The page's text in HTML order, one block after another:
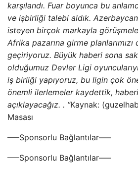
karşılandı. Fuar boyunca bu
ve işbirliği talebi aldık.
isteyen birçok markayla
Afrika pazarına girme planlarımızı
geçiriyoruz. Büyük haberi sona
olduğumuz Devler Ligi
iş birliği yapıyoruz, bu ligin çok
önemli ilerlemeler kaydettik,
açıklayacağız. . “Kaynak:
Masası
—–Sponsorlu Bağlantılar—–
—–Sponsorlu Bağlantılar—–